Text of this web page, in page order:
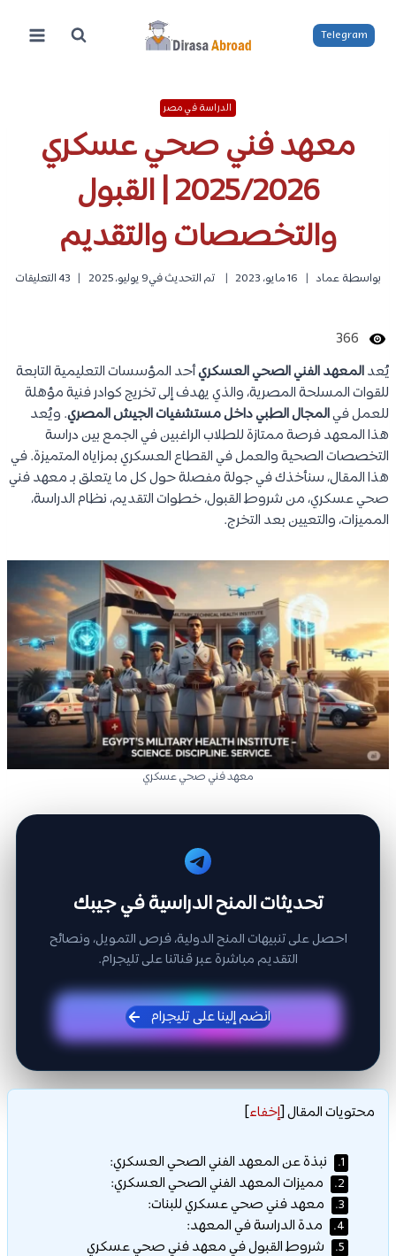
المحتوى
Telegram
الدراسة في مصر
معهد فني صحي عسكري
2025/2026 | القبول
والتخصصات والتقديم
بواسطة عماد 16 مايو، 2023 تم التحديث في9 يوليو، 2025 43 التعليقات
366
يُعدالمعهد الفني الصحي العسكريأحد المؤسسات التعليمية التابعة
للقوات المسلحة المصرية، والذي يهدف إلى تخريج كوادر فنية مؤهلة
للعمل فيالمجال الطبي داخل مستشفيات الجيش المصري. ويُعد
هذا المعهد فرصة ممتازة للطلاب الراغبين في الجمع بين دراسة
التخصصات الصحية والعمل في القطاع العسكري بمزاياه المتميزة. في
هذا المقال، سنأخذك في جولة مفصلة حول كل ما يتعلق بـ معهد فني
صحي عسكري، من شروط القبول، خطوات التقديم، نظام الدراسة،
المميزات، والتعيين بعد التخرج.
معهد فني صحي عسكري
تحديثات المنح الدراسية في جيبك
احصل على تنبيهات المنح الدولية، فرص التمويل، ونصائح
التقديم مباشرة عبر قناتنا على تليجرام.
انضم إلينا على تليجرام
محتويات المقال[إخفاء]
1. نبذة عن المعهد الفني الصحي العسكري:
2. مميزات المعهد الفني الصحي العسكري:
3. معهد فني صحي عسكري للبنات:
4. مدة الدراسة في المعهد:
5.
شروط القبول في معهد فني صحي عسكري